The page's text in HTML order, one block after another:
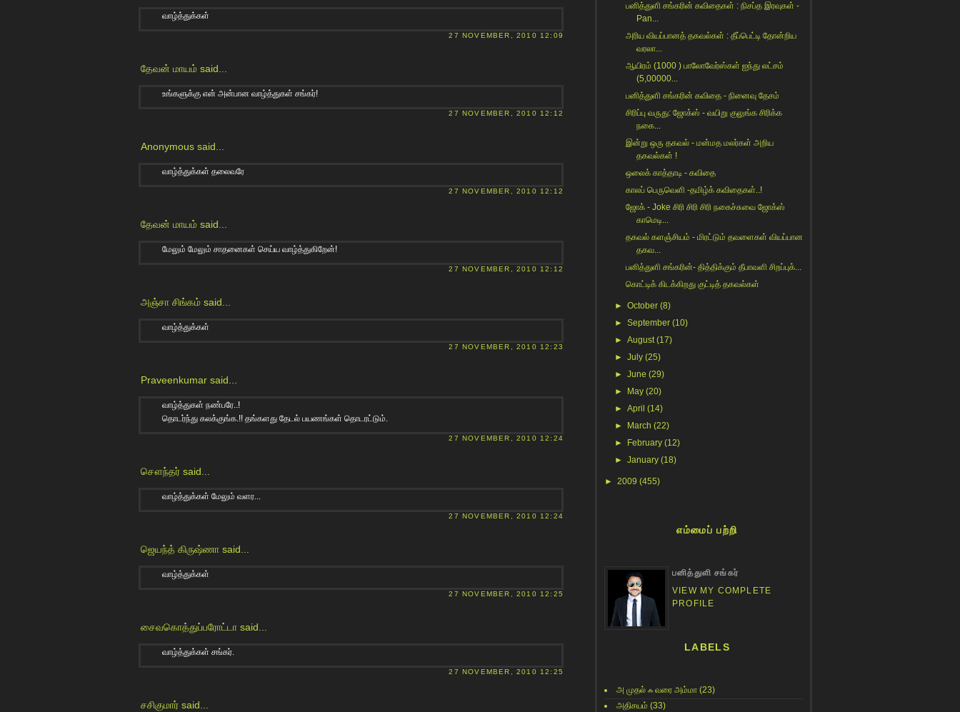
வாழ்த்துக்கள்
27 NOVEMBER, 2010 12:09
தேவன் மாயம் said...
உங்களுக்கு என் அன்பான வாழ்த்துகள் சங்கர்!
27 NOVEMBER, 2010 12:12
Anonymous said...
வாழ்த்துக்கள் தலைவரே
27 NOVEMBER, 2010 12:12
தேவன் மாயம் said...
மேலும் மேலும் சாதனைகள் செய்ய வாழ்த்துகிறேன்!
27 NOVEMBER, 2010 12:12
அஞ்சா சிங்கம் said...
வாழ்த்துக்கள்
27 NOVEMBER, 2010 12:23
Praveenkumar said...
வாழ்த்துகள் நண்பரே..!
தொடர்ந்து கலக்குங்க.!! தங்களது தேடல் பயணங்கள் தொடரட்டும்.
27 NOVEMBER, 2010 12:24
சௌந்தர் said...
வாழ்த்துக்கள் மேலும் வளர...
27 NOVEMBER, 2010 12:24
ஜெயந்த் கிருஷ்ணா said...
வாழ்த்துக்கள்
27 NOVEMBER, 2010 12:25
சைவகொத்துப்பரோட்டா said...
வாழ்த்துக்கள் சங்கர்.
27 NOVEMBER, 2010 12:25
சசிகுமார் said...
பனித்துளி சங்கரின் கவிதைகள் : நிசப்த இரவுகள் -
Pan...
அரிய வியப்பானத் தகவல்கள் : தீப்பெட்டி தோன்றிய
வரலா...
ஆயிரம் (1000 ) பாலோவேர்ஸ்கள் ஐந்து லட்சம்
(5,00000...
பனித்துளி சங்கரின் கவிதை - நினைவு தேசம்
சிரிப்பு வருது: ஜோக்ஸ் - வயிறு குலுங்க சிரிக்க
நகை...
இன்று ஒரு தகவல் - மன்மத மலர்கள் அறிய
தகவல்கள் !
ஒலைக் காத்தாடி - கவிதை
காலப் பெருவெளி -தமிழ்க் கவிதைகள்..!
ஜோக் - Joke சிரி சிரி சிரி நகைச்சுவை ஜோக்ஸ்
காமெடி...
தகவல் களஞ்சியம் - மிரட்டும் தவளைகள் வியப்பான
தகவ...
பனித்துளி சங்கரின்- தித்திக்கும் தீபாவளி சிறப்புக்...
கொட்டிக் கிடக்கிறது குட்டித் தகவல்கள்
►October (8)
►September (10)
►August (17)
►July (25)
►June (29)
►
May (20)
►April (14)
►
March (22)
►
February (12)
►January (18)
► 2009 (455)
எம்மைப் பற்றி
பனித்துளி சங்கர்
VIEW MY COMPLETE
PROFILE
LABELS
அ முதல் ஃ வரை அம்மா (23)
அதிசயம் (33)